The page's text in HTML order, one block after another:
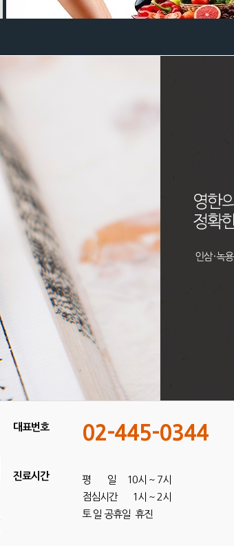
대표번호 02-445-0344
진료시간
평 일 10시 ~ 7시
점심시간 1시 ~ 2시
토 일 공휴일 휴진